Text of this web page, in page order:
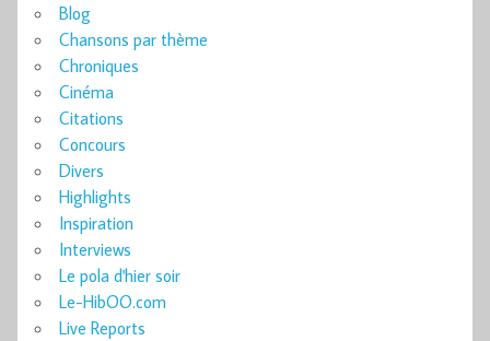
Blog
Chansons par thème
Chroniques
Cinéma
Citations
Concours
Divers
Highlights
Inspiration
Interviews
Le pola d'hier soir
Le-HibOO.com
Live Reports